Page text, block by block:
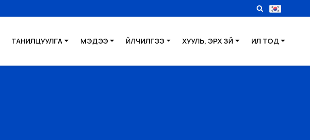
ТАНИЛЦУУЛГА МЭДЭЭ ҮЙЛЧИЛГЭЭ ХУУЛЬ, ЭРХ ЗҮЙ ИЛ ТОД